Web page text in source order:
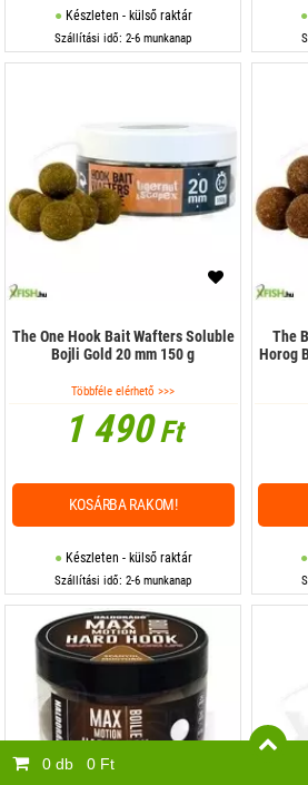
Készleten - külső raktár
Szállítási idő: 2-6 munkanap
The One Hook Bait Wafters Soluble
Bojli Gold 20 mm 150 g
Többféle elérhető >>>
1 490Ft
Készleten - külső raktár
Szállítási idő: 2-6 munkanap
KOSÁRBA RAKOM!
The
Horog
0 db 0 Ft